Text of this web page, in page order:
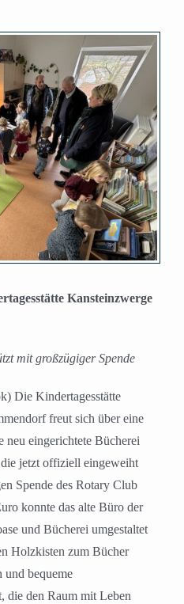
Kansteinzwerge
mit großzügiger Spende
Die Kindertagesstätte
freut sich über eine
neu eingerichtete Bücherei
jetzt offiziell eingeweiht
Spende des Rotary Club
konnte das alte Büro der
und Bücherei umgestaltet
Holzkisten zum Bücher
und bequeme
die den Raum mit Leben